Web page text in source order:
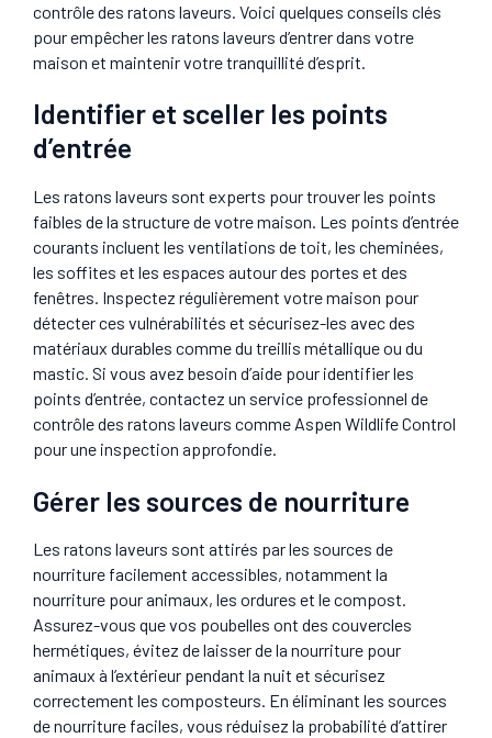
contrôle des ratons laveurs. Voici quelques conseils clés
pour empêcher les ratons laveurs d’entrer dans votre
maison et maintenir votre tranquillité d’esprit.
Identifier et sceller les points
d’entrée
Les ratons laveurs sont experts pour trouver les points
faibles de la structure de votre maison. Les points d’entrée
courants incluent les ventilations de toit, les cheminées,
les soffites et les espaces autour des portes et des
fenêtres. Inspectez régulièrement votre maison pour
détecter ces vulnérabilités et sécurisez-les avec des
matériaux durables comme du treillis métallique ou du
mastic. Si vous avez besoin d’aide pour identifier les
points d’entrée, contactez un service professionnel de
contrôle des ratons laveurs comme Aspen Wildlife Control
pour une inspection approfondie.
Gérer les sources de nourriture
Les ratons laveurs sont attirés par les sources de
nourriture facilement accessibles, notamment la
nourriture pour animaux, les ordures et le compost.
Assurez-vous que vos poubelles ont des couvercles
hermétiques, évitez de laisser de la nourriture pour
animaux à l’extérieur pendant la nuit et sécurisez
correctement les composteurs. En éliminant les sources
de nourriture faciles, vous réduisez la probabilité d’attirer